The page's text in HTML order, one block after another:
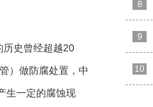
历史曾经超越20
）做防腐处置，中
生一定的腐蚀现
8
9
10